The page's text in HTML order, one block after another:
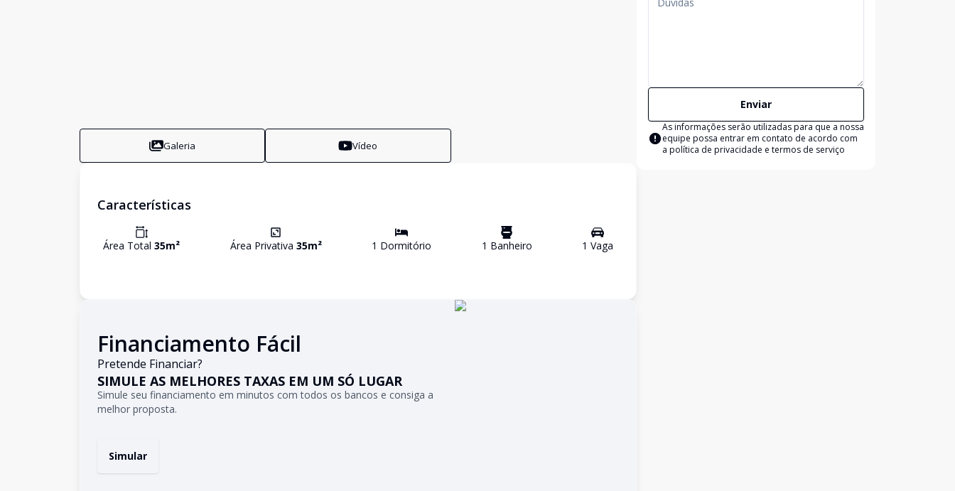
Galeria Vídeo
Características
Área Total 35m² Área Privativa 35m² 1 Dormitório 1 Banheiro 1 Vaga
Financiamento Fácil
Pretende Financiar?
SIMULE AS MELHORES TAXAS EM UM SÓ LUGAR
Simule seu financiamento em minutos com todos os bancos e consiga a
melhor proposta.
Simular
Enviar
As informações serão utilizadas para que a nossa
equipe possa entrar em contato de acordo com
a política de privacidade e termos de serviço